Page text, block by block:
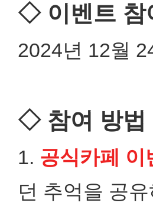
◇ 이벤트 참
2024년 12월
◇ 참여 방법
1. 공식카페 이
던 추억을 공